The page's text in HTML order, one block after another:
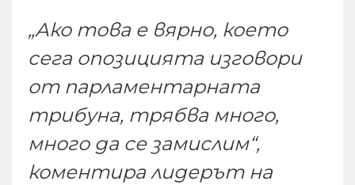
„Ако това е вярно, което
сега опозицията изговори
от парламентарната
трибуна, трябва много,
много да се замислим“,
коментира лидерът на